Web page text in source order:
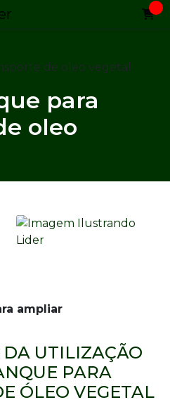
de oleo vegetal
para
oleo
ampliar
DA UTILIZAÇÃO
PARA
ÓLEO VEGETAL